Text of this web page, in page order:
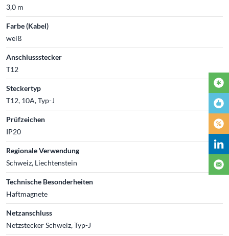
3,0 m
Farbe (Kabel)
weiß
Anschlussstecker
T12
Steckertyp
T12, 10A, Typ-J
Prüfzeichen
IP20
Regionale Verwendung
Schweiz, Liechtenstein
Technische Besonderheiten
Haftmagnete
Netzanschluss
Netzstecker Schweiz, Typ-J